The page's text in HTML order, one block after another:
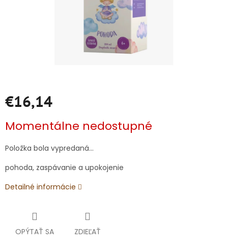
€16,14
cena:
Momentálne nedostupné
Položka bola vypredaná…
pohoda, zaspávanie a upokojenie
Detailné informácie
OPÝTAŤ SA ZDIEĽAŤ